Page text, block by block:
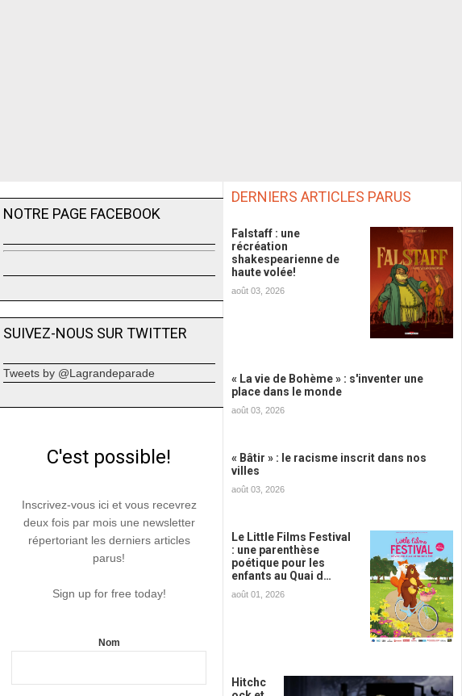
NOTRE PAGE FACEBOOK
SUIVEZ-NOUS SUR TWITTER
Tweets by @Lagrandeparade
C'est possible!
Inscrivez-vous ici et vous recevrez
deux fois par mois une newsletter
répertoriant les derniers articles
parus!
Sign up for free today!
Nom
DERNIERS ARTICLES PARUS
Falstaff : une
récréation
shakespearienne de
haute volée!
août 03, 2026
« La vie de Bohème » : s'inventer une
place dans le monde
août 03, 2026
« Bâtir » : le racisme inscrit dans nos
villes
août 03, 2026
Le Little Films Festival
: une parenthèse
poétique pour les
enfants au Quai d…
août 01, 2026
Hitchc